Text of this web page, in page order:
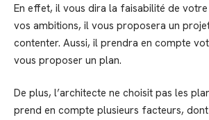
En effet, il vous dira la faisabilité de
vos ambitions, il vous proposera un
contenter. Aussi, il prendra en compte
vous proposer un plan.
De plus, l’architecte ne choisit pas les
prend en compte plusieurs facteurs,